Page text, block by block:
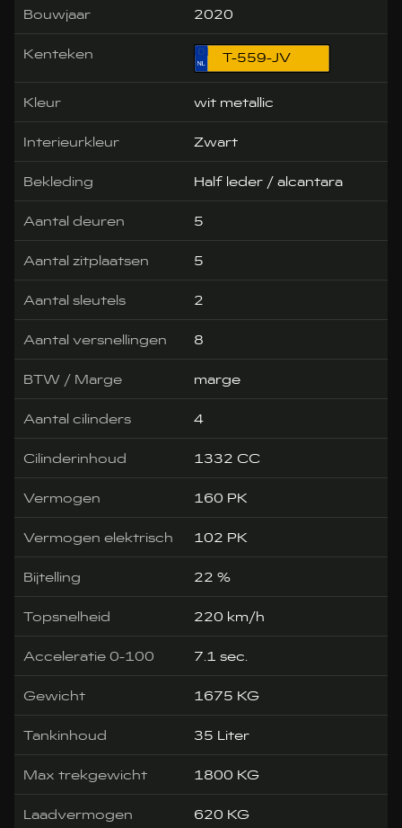
Bouwjaar 2020
Kenteken T-559-JV
Kleur wit metallic
Interieurkleur Zwart
Bekleding Half leder / alcantara
Aantal deuren 5
Aantal zitplaatsen 5
Aantal sleutels 2
Aantal versnellingen 8
BTW / Marge marge
Aantal cilinders 4
Cilinderinhoud 1332 CC
Vermogen 160 PK
Vermogen elektrisch 102 PK
Bijtelling 22 %
Topsnelheid 220 km/h
Acceleratie 0-100 7.1 sec.
Gewicht 1675 KG
Tankinhoud 35 Liter
Max trekgewicht 1800 KG
Laadvermogen 620 KG